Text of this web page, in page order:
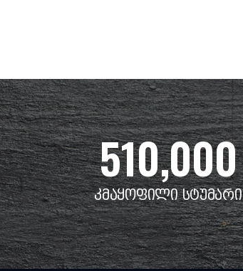
510,000
კმაყოფილი სტუმარი